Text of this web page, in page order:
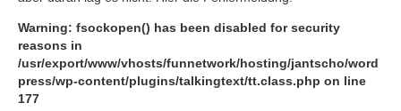
Warning: fsockopen() has been disabled for security
reasons in
/usr/export/www/vhosts/funnetwork/hosting/jantscho/word
press/wp-content/plugins/talkingtext/tt.class.php on line
177